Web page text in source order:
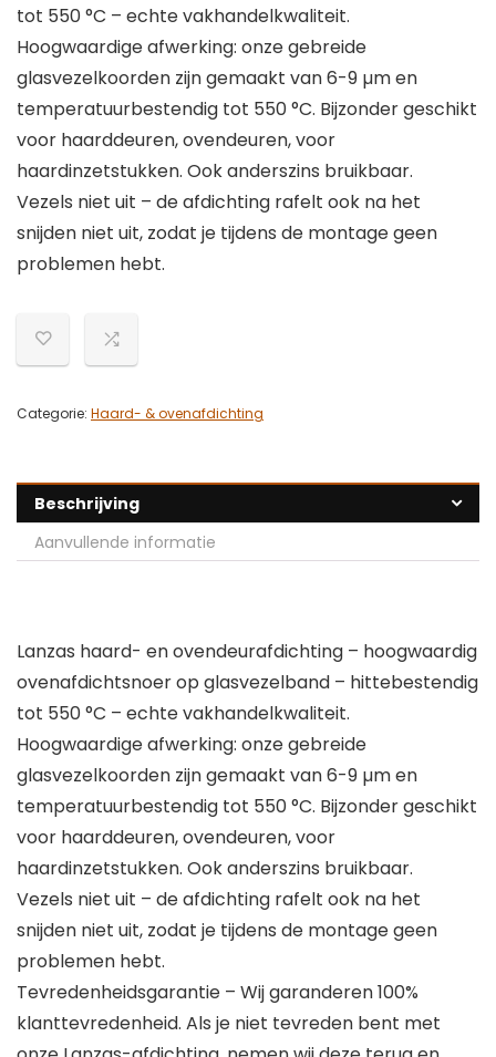
tot 550 °C – echte vakhandelkwaliteit.
Hoogwaardige afwerking: onze gebreide
glasvezelkoorden zijn gemaakt van 6-9 µm en
temperatuurbestendig tot 550 °C. Bijzonder geschikt
voor haarddeuren, ovendeuren, voor
haardinzetstukken. Ook anderszins bruikbaar.
Vezels niet uit – de afdichting rafelt ook na het
snijden niet uit, zodat je tijdens de montage geen
problemen hebt.
Categorie: Haard- & ovenafdichting
Beschrijving
Aanvullende informatie
Lanzas haard- en ovendeurafdichting – hoogwaardig
ovenafdichtsnoer op glasvezelband – hittebestendig
tot 550 °C – echte vakhandelkwaliteit.
Hoogwaardige afwerking: onze gebreide
glasvezelkoorden zijn gemaakt van 6-9 µm en
temperatuurbestendig tot 550 °C. Bijzonder geschikt
voor haarddeuren, ovendeuren, voor
haardinzetstukken. Ook anderszins bruikbaar.
Vezels niet uit – de afdichting rafelt ook na het
snijden niet uit, zodat je tijdens de montage geen
problemen hebt.
Tevredenheidsgarantie – Wij garanderen 100%
klanttevredenheid. Als je niet tevreden bent met